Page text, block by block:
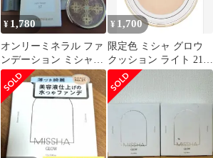
¥ 1,780
オンリーミネラル ファ
ンデーション ミシャグ
ロウクッション エコツ
ールズブラシ
¥ 1,700
限定色 ミシャ グロウ
クッション ライト 21P
ピンクベージュ
MISSHA